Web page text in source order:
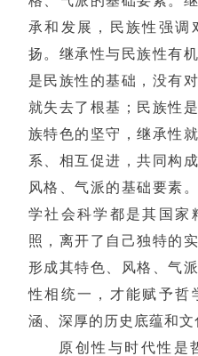
承和发展，民族性强调
扬。继承性与民族性有
是民族性的基础，没有
就失去了根基；民族性
族特色的坚守，继承性
系、相互促进，共同构
风格、气派的基础要素
学社会科学都是其国家
照，离开了自己独特的
形成其特色、风格、气
性相统一，才能赋予哲
涵、深厚的历史底蕴和文
原创性与时代性是